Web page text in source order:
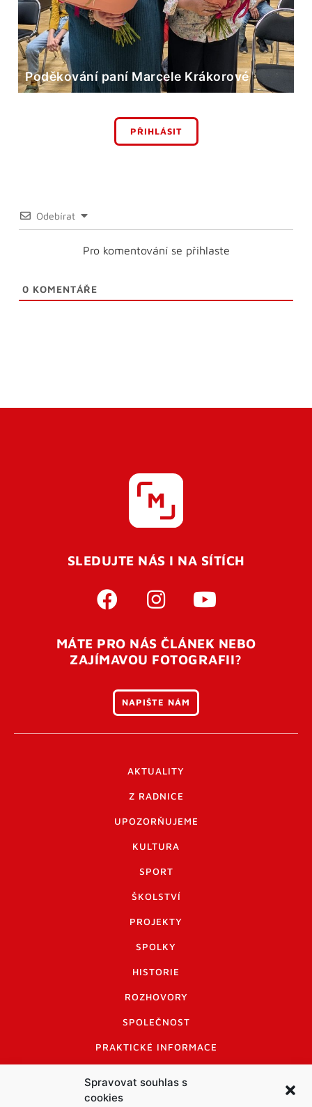
Spravovat souhlas s
cookies
Poděkování paní Marcele Krákorové
PŘIHLÁSIT
Odebírat
Pro komentování se přihlaste
0 KOMENTÁŘE
SLEDUJTE NÁS I NA SÍTÍCH
MÁTE PRO NÁS ČLÁNEK NEBO
ZAJÍMAVOU FOTOGRAFII?
NAPIŠTE NÁM
AKTUALITY
Z RADNICE
UPOZORŇUJEME
KULTURA
SPORT
ŠKOLSTVÍ
PROJEKTY
SPOLKY
HISTORIE
ROZHOVORY
SPOLEČNOST
PRAKTICKÉ INFORMACE
INFORMACE A KODEX DISKUTUJÍCÍCH